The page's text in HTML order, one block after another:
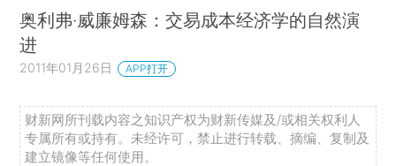
构（特别是公司）往往是让市场良好运行的必要条
件。他赞成哈罗德•德姆塞茨的观点：“新古典经济
学的愿景是理解价格体系如何协调资源的使用，而
页），并继续推动用交易成本的企业观取代新古典
的企业观。
奥利弗·威廉姆森：交易成本经济学的自然演
进
2011年01月26日 APP打开
财新网所刊载内容之知识产权为财新传媒及/或相关权利人
专属所有或持有。未经许可，禁止进行转载、摘编、复制及
建立镜像等任何使用。